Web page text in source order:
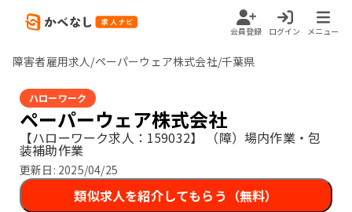
会員登録 ログイン メニュー
障害者雇用求人/ペーパーウェア株式会社/千葉県
ハローワーク
ペーパーウェア株式会社
【ハローワーク求人：159032】 （障）場内作業・包
装補助作業
更新日: 2025/04/25
類似求人を紹介してもらう（無料）